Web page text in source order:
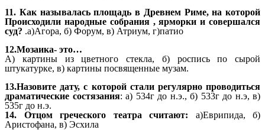
11. Как называлась площадь в Древнем Риме, на которой
Происходили народные собрания , ярморки и совершался
суд? .а)Агора, б) Форум, в) Атриум, г)патио
12.Мозаика- это…
А) картины из цветного стекла, б) роспись по сырой
штукатурке, в) картины посвященные музам.
13.Назовите дату, с которой стали регулярно проводиться
драматические состязания: а) 534г до н.э., б) 533г до н.э, в)
535г до н.э.
14. Отцом греческого театра считают: а)Еврипида, б)
Аристофана, в) Эсхила